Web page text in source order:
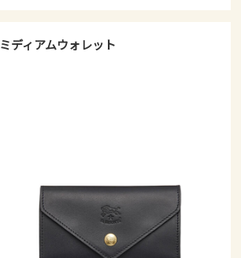
ミディアムウォレット